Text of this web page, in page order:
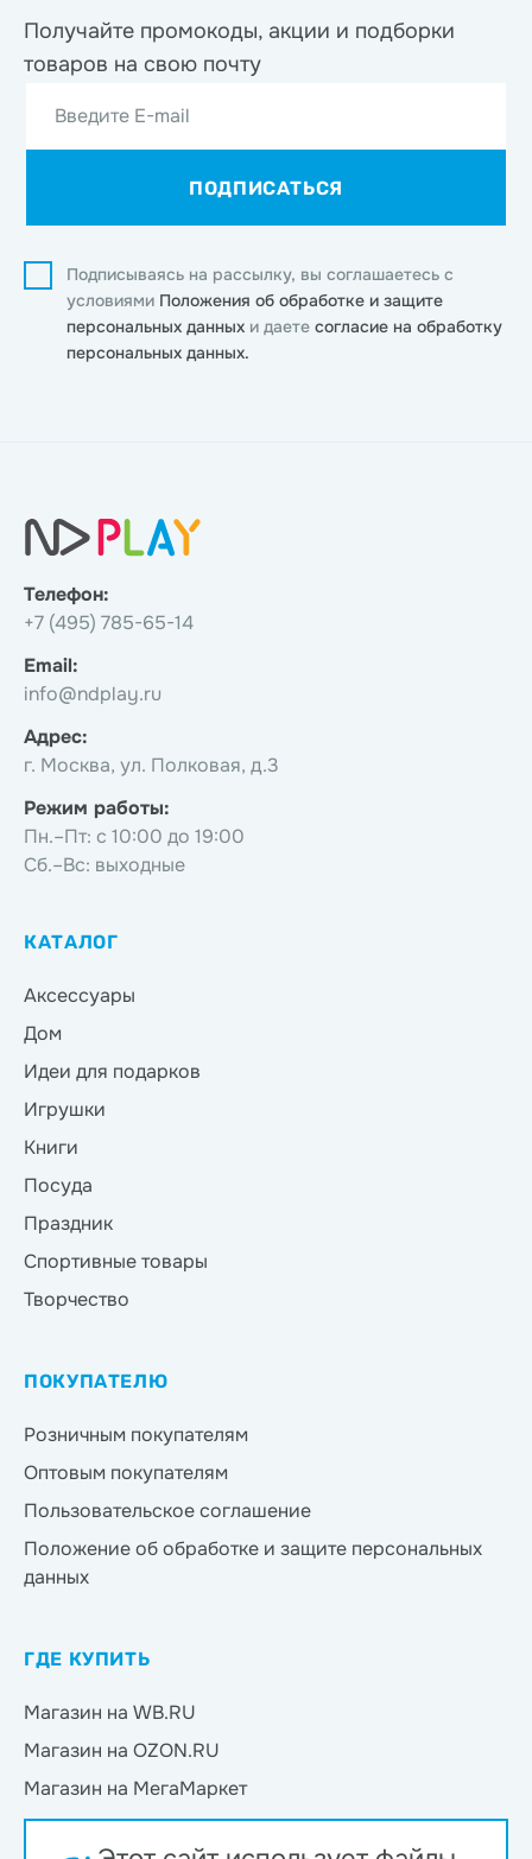
Получайте промокоды, акции и подборки
товаров на свою почту
Введите E-mail
ПОДПИСАТЬСЯ
Подписываясь на рассылку, вы соглашаетесь с
условиями Положения об обработке и защите
персональных данных и даете согласие на обработку
персональных данных.
Телефон:
+7 (495) 785-65-14
Email:
info@ndplay.ru
Адрес:
г. Москва, ул. Полковая, д.3
Режим работы:
Пн.–Пт: с 10:00 до 19:00
Сб.–Вс: выходные
КАТАЛОГ
Аксессуары
Дом
Идеи для подарков
Игрушки
Книги
Посуда
Праздник
Спортивные товары
Творчество
ПОКУПАТЕЛЮ
Розничным покупателям
Оптовым покупателям
Пользовательское соглашение
Положение об обработке и защите персональных
данных
ГДЕ КУПИТЬ
Магазин на WB.RU
Магазин на OZON.RU
Магазин на МегаМаркет
Магазин на Яндекс.Маркет